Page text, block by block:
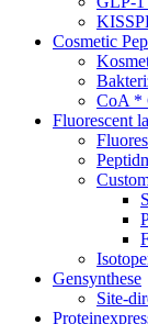
Cosmetic
CoA *
Fluorescent
Gensynthese
Site-